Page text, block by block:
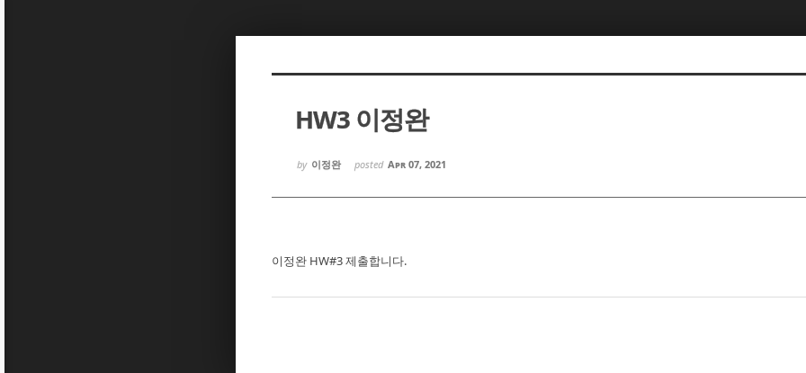
HW3 이정완
by 이정완 posted Apr 07, 2021
이정완 HW#3 제출합니다.
Sketchbook5, 스케치북5
Sketchbook5, 스케치북5
Sketchbook5, 스케치북5
Sketchbook5, 스케치북5